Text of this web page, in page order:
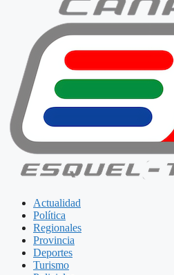
Actualidad
Política
Regionales
Provincia
Deportes
Turismo